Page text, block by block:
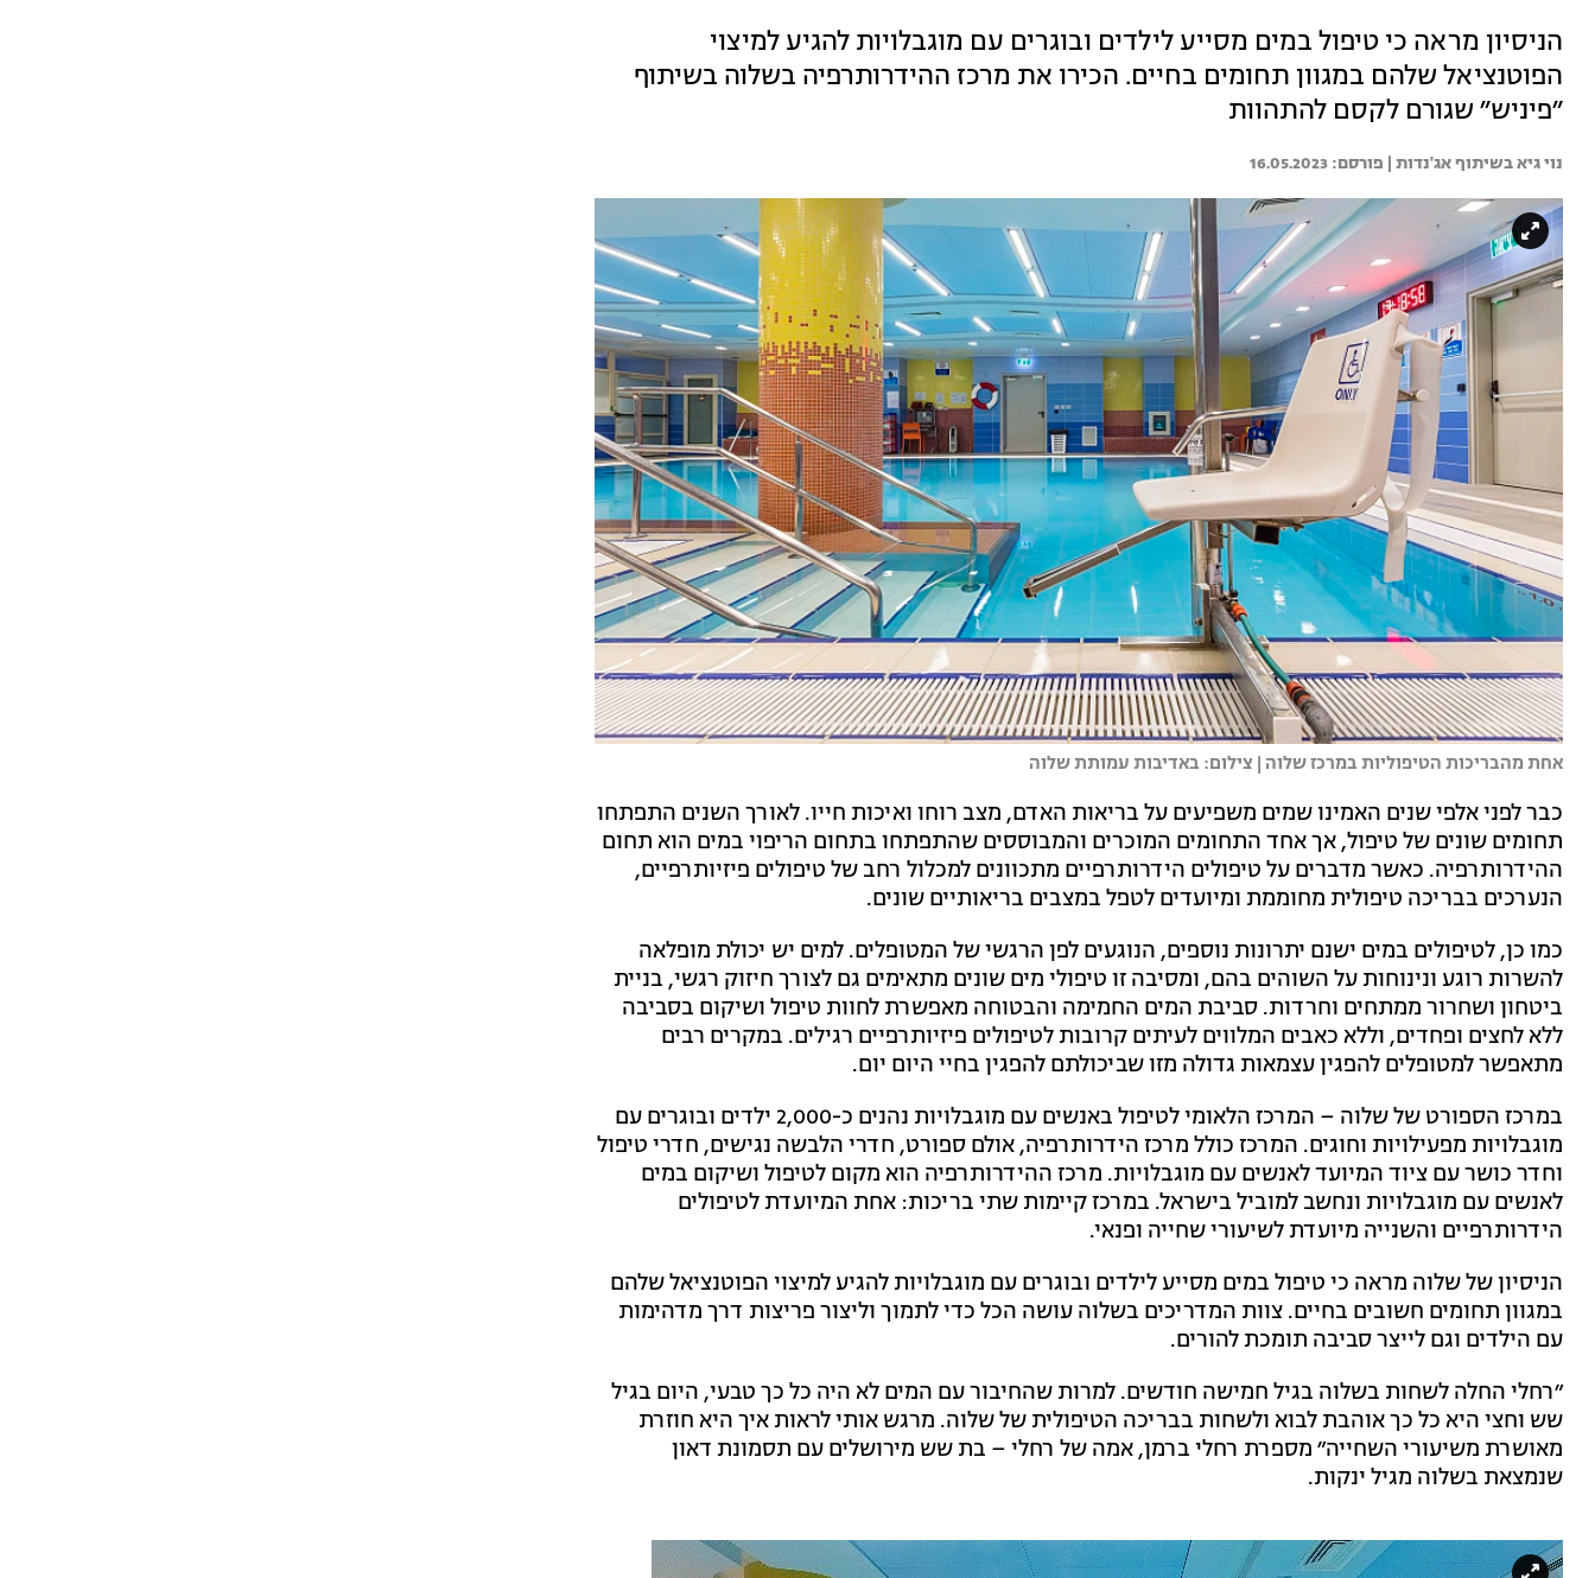
הניסיון מראה כי טיפול במים מסייע לילדים ובוגרים עם מוגבלויות להגיע למיצוי
הפוטנציאל שלהם במגוון תחומים בחיים. הכירו את מרכז ההידרותרפיה בשלוה בשיתוף
״פיניש״ שגורם לקסם להתהוות
נוי גיא בשיתוף אג'נדות | 16.05.2023
אחת מהבריכות הטיפוליות במרכז שלוה | צילום: באדיבות עמותת שלוה
כבר לפני אלפי שנים האמינו שמים משפיעים על בריאות האדם, מצב רוחו ואיכות חייו. לאורך השנים התפתחו
תחומים שונים של טיפול, אך אחד התחומים המוכרים והמבוססים שהתפתחו בתחום הריפוי במים הוא תחום
ההידרותרפיה. כאשר מדברים על טיפולים הידרותרפיים מתכוונים למכלול רחב של טיפולים פיזיותרפיים,
הנערכים בבריכה טיפולית מחוממת ומיועדים לטפל במצבים בריאותיים שונים.
כמו כן, לטיפולים במים ישנם יתרונות נוספים, הנוגעים לפן הרגשי של המטופלים. למים יש יכולת מופלאה
להשרות רוגע ונינוחות על השוהים בהם, ומסיבה זו טיפולי מים שונים מתאימים גם לצורך חיזוק רגשי, בניית
ביטחון ושחרור ממתחים וחרדות. סביבת המים החמימה והבטוחה מאפשרת לחוות טיפול ושיקום בסביבה
ללא לחצים ופחדים, וללא כאבים המלווים לעיתים קרובות לטיפולים פיזיותרפיים רגילים. במקרים רבים
מתאפשר למטופלים להפגין עצמאות גדולה מזו שביכולתם להפגין בחיי היום יום.
במרכז הספורט של שלוה – המרכז הלאומי לטיפול באנשים עם מוגבלויות נהנים כ-2,000 ילדים ובוגרים עם
מוגבלויות מפעילויות וחוגים. המרכז כולל מרכז הידרותרפיה, אולם ספורט, חדרי הלבשה נגישים, חדרי טיפול
וחדר כושר עם ציוד המיועד לאנשים עם מוגבלויות. מרכז ההידרותרפיה הוא מקום לטיפול ושיקום במים
לאנשים עם מוגבלויות ונחשב למוביל בישראל. במרכז קיימות שתי בריכות: אחת המיועדת לטיפולים
הידרותרפיים והשנייה מיועדת לשיעורי שחייה ופנאי.
הניסיון של שלוה מראה כי טיפול במים מסייע לילדים ובוגרים עם מוגבלויות להגיע למיצוי הפוטנציאל שלהם
במגוון תחומים חשובים בחיים. צוות המדריכים בשלוה עושה הכל כדי לתמוך וליצור פריצות דרך מדהימות
עם הילדים וגם לייצר סביבה תומכת להורים.
״רחלי החלה לשחות בשלוה בגיל חמישה חודשים. למרות שהחיבור עם המים לא היה כל כך טבעי, היום בגיל
שש וחצי היא כל כך אוהבת לבוא ולשחות בבריכה הטיפולית של שלוה. מרגש אותי לראות איך היא חוזרת
מאושרת משיעורי השחייה״ מספרת רחלי ברמן, אמה של רחלי – בת שש מירושלים עם תסמונת דאון
שנמצאת בשלוה מגיל ינקות.